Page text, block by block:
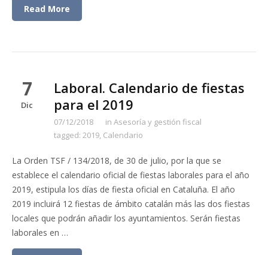
Read More
7
Dic
Laboral. Calendario de fiestas
para el 2019
07/12/2018 in Asesoría y gestión fiscal
tagged: 2019, Calendario
La Orden TSF / 134/2018, de 30 de julio, por la que se
establece el calendario oficial de fiestas laborales para el año
2019, estipula los días de fiesta oficial en Cataluña. El año
2019 incluirá 12 fiestas de ámbito catalán más las dos fiestas
locales que podrán añadir los ayuntamientos. Serán fiestas
laborales en …